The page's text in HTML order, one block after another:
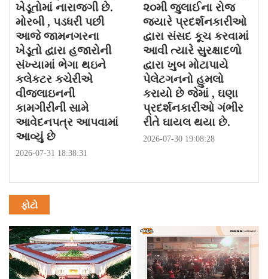
ખેડૂતોમાં નારાજગી છે.
મોરબી , પડધરી પછી
આજે જામનગરના
ખેડૂતો દ્વારા હજારોની
સંખ્યામાં ભેગા થઇને
કલેકટર કચેરીએ
વીજલાઇનની
કામગીરીની સામે
આવેદનપત્ર આપવામાં
આવ્યું છે
2026-07-31 18:38:31
૨૦મી જુલાઈના રોજ
જયારે પ્રદર્શનકારીઓ
દ્વારા સંસદ કૂચ કરવામાં
આવી ત્યારે સુરક્ષાદળો
દ્વારા ખુબ મોટાપાયે
પેલેટગનનો હુમલો
કરાયો છે જેમાં , ઘણા
પ્રદર્શનકારીઓ ગંભીર
રીતે ઘાયલ થયા છે.
2026-07-30 19:08:28
ફોટો